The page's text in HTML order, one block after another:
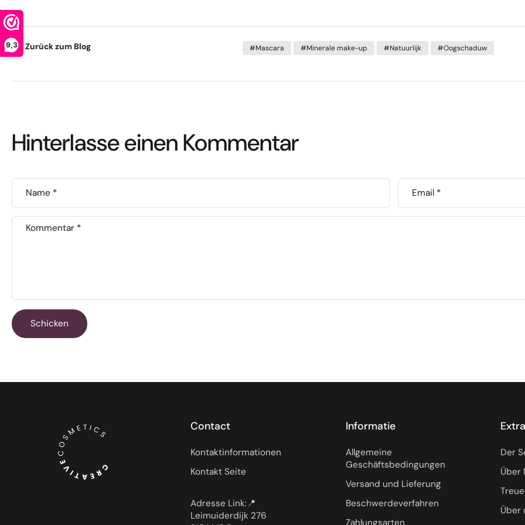
9,3 Zurück zum Blog #Mascara #Minerale make-up #Natuurlijk #Oogschaduw
Hinterlasse einen Kommentar
Name * Email *
Kommentar *
Schicken
Contact
Kontaktinformationen
Kontakt Seite
Adresse Link:📍
Leimuiderdijk 276
Informatie
Allgemeine
Geschäftsbedingungen
Versand und Lieferung
Beschwerdeverfahren
Zahlungsarten
Extra
Der
Über
Über